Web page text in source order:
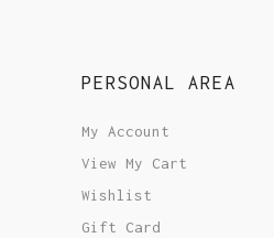
PERSONAL AREA
My Account
View My Cart
Wishlist
Gift Card